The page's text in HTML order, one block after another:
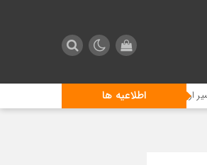
اطلاعیه ها
خدمات رسانی موکب محبان الرضای شهرداری منطقه ۴ در مسیر